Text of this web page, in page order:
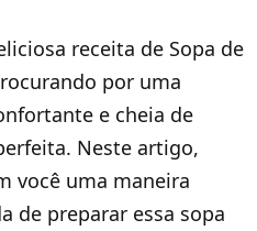
receita de Sopa de
por uma
e cheia de
Neste artigo,
você uma maneira
de preparar essa sopa